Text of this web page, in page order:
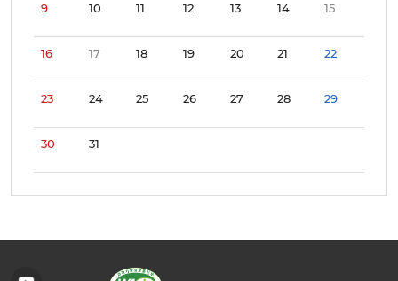
9 10 11 12 13 14 15
16 17 18 19 20 21 22
23 24 25 26 27 28 29
30 31